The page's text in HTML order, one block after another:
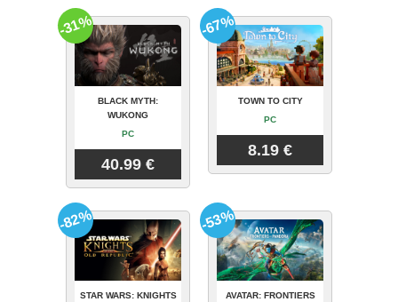
BLACK MYTH:
WUKONG
PC
40.99 €
-31%
TOWN TO CITY
PC
8.19 €
-67%
STAR WARS: KNIGHTS
-82%
AVATAR: FRONTIERS
-53%